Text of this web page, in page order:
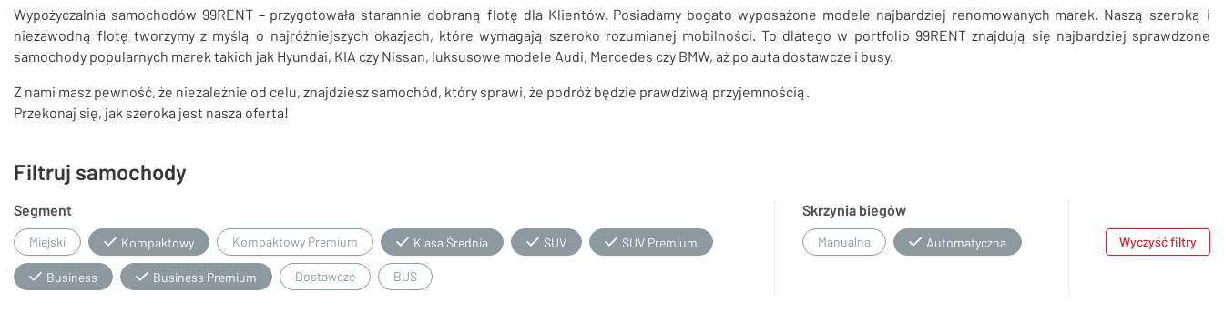
Wypożyczalnia samochodów 99RENT – przygotowała starannie dobraną flotę dla Klientów. Posiadamy bogato wyposażone modele najbardziej renomowanych marek. Naszą szeroką i
niezawodną flotę tworzymy z myślą o najróżniejszych okazjach, które wymagają szeroko rozumianej mobilności. To dlatego w portfolio 99RENT znajdują się najbardziej sprawdzone
samochody popularnych marek takich jak Hyundai, KIA czy Nissan, luksusowe modele Audi, Mercedes czy BMW, aż po auta dostawcze i busy.
Z nami masz pewność, że niezależnie od celu, znajdziesz samochód, który sprawi, że podróż będzie prawdziwą przyjemnością.
Przekonaj się, jak szeroka jest nasza oferta!
Filtruj samochody
Segment
Miejski Kompaktowy Kompaktowy Premium Klasa Średnia SUV SUV Premium
Business Business Premium Dostawcze BUS
Skrzynia biegów
Manualna Automatyczna Wyczyść filtry